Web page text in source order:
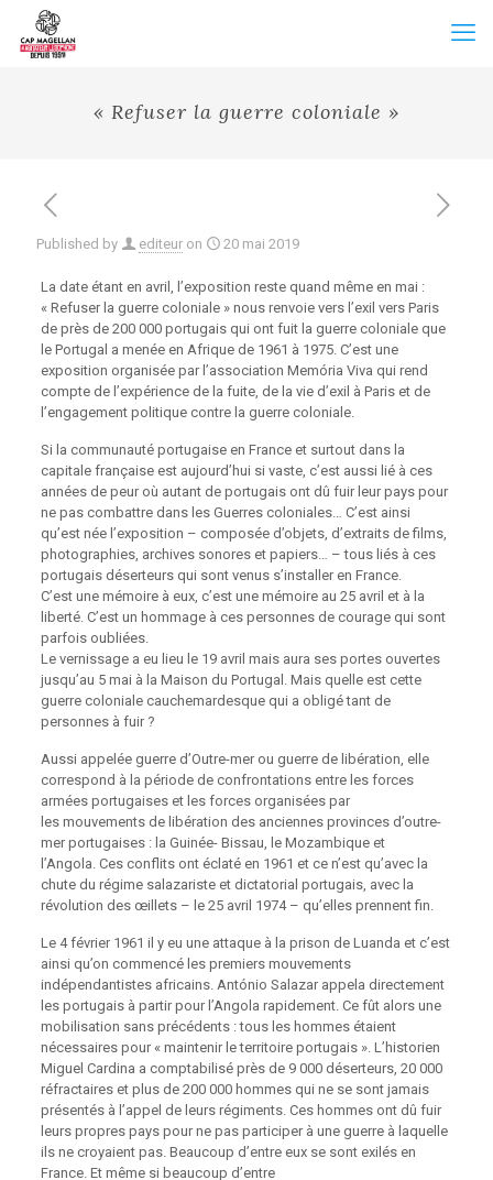
« Refuser la guerre coloniale »
Published by editeur on 20 mai 2019
La date étant en avril, l’exposition reste quand même en mai :
« Refuser la guerre coloniale » nous renvoie vers l’exil vers Paris
de près de 200 000 portugais qui ont fuit la guerre coloniale que
le Portugal a menée en Afrique de 1961 à 1975. C’est une
exposition organisée par l’association Memória Viva qui rend
compte de l’expérience de la fuite, de la vie d’exil à Paris et de
l’engagement politique contre la guerre coloniale.
Si la communauté portugaise en France et surtout dans la
capitale française est aujourd’hui si vaste, c’est aussi lié à ces
années de peur où autant de portugais ont dû fuir leur pays pour
ne pas combattre dans les Guerres coloniales… C’est ainsi
qu’est née l’exposition – composée d’objets, d’extraits de films,
photographies, archives sonores et papiers… – tous liés à ces
portugais déserteurs qui sont venus s’installer en France.
C’est une mémoire à eux, c’est une mémoire au 25 avril et à la
liberté. C’est un hommage à ces personnes de courage qui sont
parfois oubliées.
Le vernissage a eu lieu le 19 avril mais aura ses portes ouvertes
jusqu’au 5 mai à la Maison du Portugal. Mais quelle est cette
guerre coloniale cauchemardesque qui a obligé tant de
personnes à fuir ?
Aussi appelée guerre d’Outre-mer ou guerre de libération, elle
correspond à la période de confrontations entre les forces
armées portugaises et les forces organisées par
les mouvements de libération des anciennes provinces d’outre-
mer portugaises : la Guinée- Bissau, le Mozambique et
l’Angola. Ces conflits ont éclaté en 1961 et ce n’est qu’avec la
chute du régime salazariste et dictatorial portugais, avec la
révolution des œillets – le 25 avril 1974 – qu’elles prennent fin.
Le 4 février 1961 il y eu une attaque à la prison de Luanda et c’est
ainsi qu’on commencé les premiers mouvements
indépendantistes africains. António Salazar appela directement
les portugais à partir pour l’Angola rapidement. Ce fût alors une
mobilisation sans précédents : tous les hommes étaient
nécessaires pour « maintenir le territoire portugais ». L’historien
Miguel Cardina a comptabilisé près de 9 000 déserteurs, 20 000
réfractaires et plus de 200 000 hommes qui ne se sont jamais
présentés à l’appel de leurs régiments. Ces hommes ont dû fuir
leurs propres pays pour ne pas participer à une guerre à laquelle
ils ne croyaient pas. Beaucoup d’entre eux se sont exilés en
France. Et même si beaucoup d’entre